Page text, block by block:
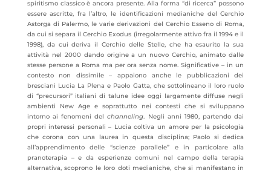
spiritismo classico è ancora presente. Alla forma “di ricerca” possono
essere ascritte, fra l’altro, le identificazioni medianiche del Cerchio
Astorga di Palermo, le varie derivazioni del Cerchio Esseno di Roma,
da cui si separa il Cerchio Exodus (irregolarmente attivo fra il 1994 e il
1998), da cui deriva il Cerchio delle Stelle, che ha esaurito la sua
attività nel 2000 dando origine a un nuovo Cerchio, animato dalle
stesse persone a Roma ma per ora senza nome. Significative – in un
contesto non dissimile – appaiono anche le pubblicazioni dei
bresciani Lucia La Plena e Paolo Gatta, che sottolineano il loro ruolo
di “precursori” italiani di talune idee oggi largamente diffuse negli
ambienti New Age e soprattutto nei contesti che si sviluppano
intorno ai fenomeni delchanneling. Negli anni 1980, partendo dai
propri interessi personali – Lucia coltiva un amore per la psicologia
che corona con una laurea in questa disciplina; Paolo si dedica
all’apprendimento delle “scienze parallele” e in particolare alla
pranoterapia – e da esperienze comuni nel campo della terapia
alternativa, scoprono le loro doti medianiche, che si manifestano in